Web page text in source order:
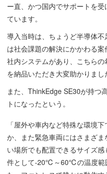
ー直、かつ国内でサポートを
ています。
導入当時は、ちょうど半導体
は社会課題の解決にかかわる
社内システムがあり、こちら
を納品いただき大変助かりまし
また、ThinkEdge SE30が持つ
トになったという。
「屋外や車内など特殊な環境
か、また緊急車両にはさまざ
い場所でも配置できるサイズ
件として-20℃～60℃の温度範